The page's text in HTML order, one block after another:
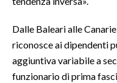
3 MINUTI CON
INFO AZIENDE
Dalle Baleari alle
riconosce ai dipendenti
aggiuntiva variabile a
funzionario di prima